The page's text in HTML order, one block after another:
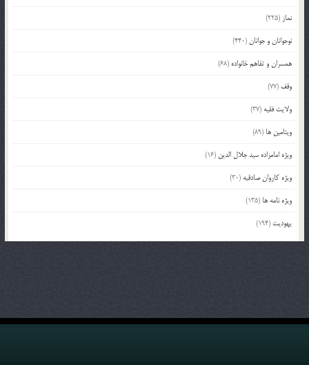
نماز (225)
نوجوانان و جوانان(440)
همسران و تفاهم خانواده (68)
وقف (77)
ولایت فقیه (37)
ویتامین ها (89)
ویژه امامزاده سید جلال الدین (16)
ویژه کاروان صادقیه (30)
ویژه نامه ها (135)
یهودیت (194)